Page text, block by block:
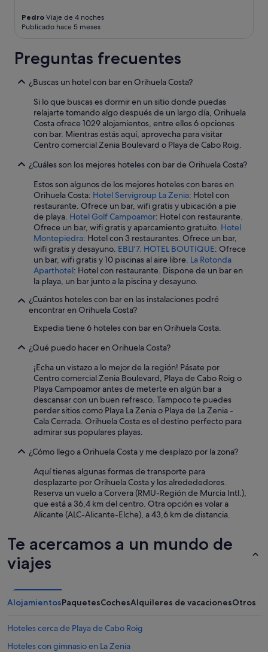
Pedro Viaje de 4 noches
Publicado hace 5 meses
Preguntas frecuentes
¿Buscas un hotel con bar en Orihuela Costa?
Si lo que buscas es dormir en un sitio donde puedas
relajarte tomando algo después de un largo día, Orihuela
Costa ofrece 1029 alojamientos, entre ellos 6 opciones
con bar. Mientras estás aquí, aprovecha para visitar
Centro comercial Zenia Boulevard o Playa de Cabo Roig.
¿Cuáles son los mejores hoteles con bar de Orihuela Costa?
Estos son algunos de los mejores hoteles con bares en
Orihuela Costa: Hotel Servigroup La Zenia: Hotel con
restaurante. Ofrece un bar, wifi gratis y ubicación a pie
de playa. Hotel Golf Campoamor: Hotel con restaurante.
Ofrece un bar, wifi gratis y aparcamiento gratuito. Hotel
Montepiedra: Hotel con 3 restaurantes. Ofrece un bar,
wifi gratis y desayuno. EBLI'7. HOTEL BOUTIQUE: Ofrece
un bar, wifi gratis y 10 piscinas al aire libre. La Rotonda
Aparthotel: Hotel con restaurante. Dispone de un bar en
la playa, un bar junto a la piscina y desayuno.
¿Cuántos hoteles con bar en las instalaciones podré
encontrar en Orihuela Costa?
Expedia tiene 6 hoteles con bar en Orihuela Costa.
¿Qué puedo hacer en Orihuela Costa?
¡Echa un vistazo a lo mejor de la región! Pásate por
Centro comercial Zenia Boulevard, Playa de Cabo Roig o
Playa Campoamor antes de meterte en algún bar a
descansar con un buen refresco. Tampoco te puedes
perder sitios como Playa La Zenia o Playa de La Zenia -
Cala Cerrada. Orihuela Costa es el destino perfecto para
admirar sus populares playas.
¿Cómo llego a Orihuela Costa y me desplazo por la zona?
Aquí tienes algunas formas de transporte para
desplazarte por Orihuela Costa y los alredededores.
Reserva un vuelo a Corvera (RMU-Región de Murcia Intl.),
que está a 36,4 km del centro. Otra opción es volar a
Alicante (ALC-Alicante-Elche), a 43,6 km de distancia.
Te acercamos a un mundo de
viajes
AlojamientosPaquetesCochesAlquileres de vacacionesOtros
Hoteles cerca de Playa de Cabo Roig
Hoteles con gimnasio en La Zenia